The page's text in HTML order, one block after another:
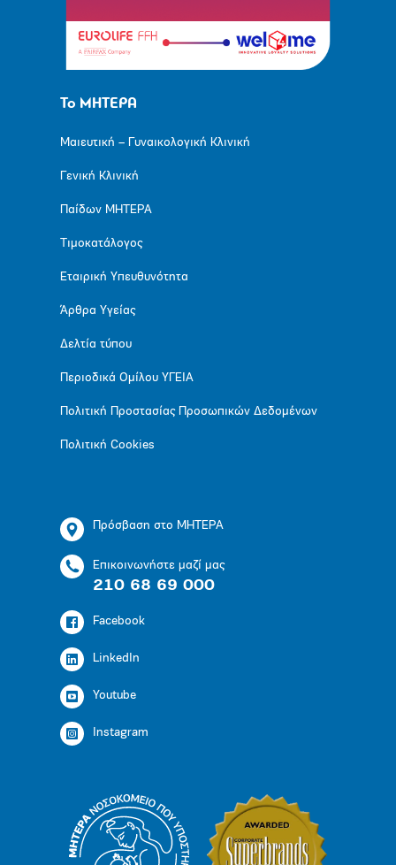
Το ΜΗΤΕΡΑ
Μαιευτική – Γυναικολογική Κλινική
Γενική Κλινική
Παίδων ΜΗΤΕΡΑ
Τιμοκατάλογος
Εταιρική Υπευθυνότητα
Άρθρα Υγείας
Δελτία τύπου
Περιοδικά Ομίλου ΥΓΕΙΑ
Πολιτική Προστασίας Προσωπικών Δεδομένων
Πολιτική Cookies
Πρόσβαση στο ΜΗΤΕΡΑ
Επικοινωνήστε μαζί μας
210 68 69 000
Facebook
LinkedIn
Youtube
Instagram